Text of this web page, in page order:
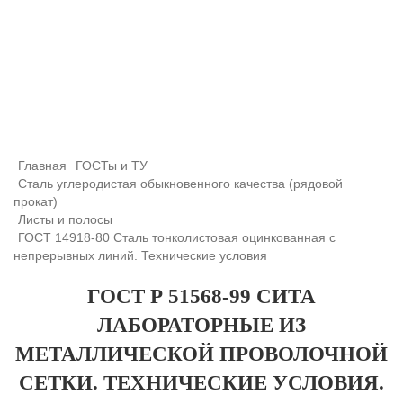
Главная
ГОСТы и ТУ
Сталь углеродистая обыкновенного качества (рядовой
прокат)
Листы и полосы
ГОСТ 14918-80 Сталь тонколистовая оцинкованная с
непрерывных линий. Технические условия
ГОСТ Р 51568-99 СИТА
ЛАБОРАТОРНЫЕ ИЗ
МЕТАЛЛИЧЕСКОЙ ПРОВОЛОЧНОЙ
СЕТКИ. ТЕХНИЧЕСКИЕ УСЛОВИЯ.